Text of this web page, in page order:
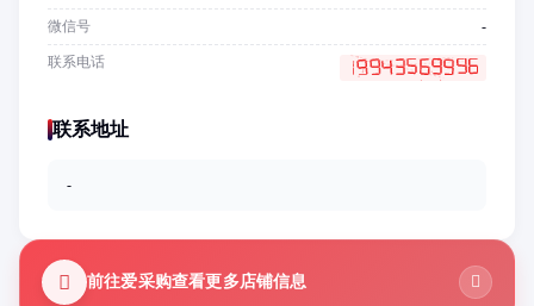
微信号 -
联系电话
联系地址
-
前往爱采购查看更多店铺信息